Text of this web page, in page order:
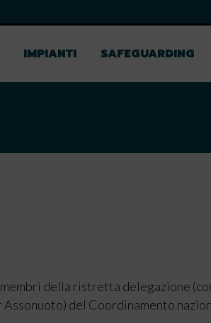
IMPIANTI SAFEGUARDING
della ristretta delegazione
del Coordinamento